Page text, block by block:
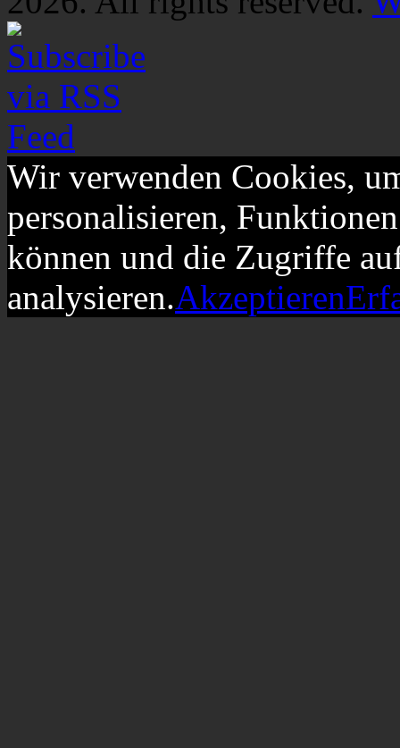
Wir verwenden Cookies,
personalisieren,
können und die Zugriffe
analysieren.Akzeptieren